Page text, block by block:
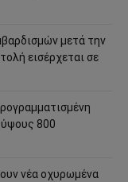
μετά την
εισέρχεται σε
ύψους 800
νέα οχυρωμένα